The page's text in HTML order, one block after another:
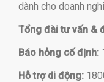
dành cho doanh
Tổng đài tư vấn &
Báo hỏng cố định:
Hỗ trợ di động: